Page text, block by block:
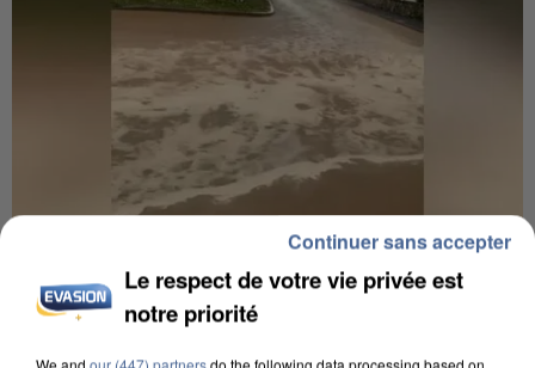
UNE TOURISTE DE L’OISE EMPORTÉE PAR UNE
COULÉE DE BOUE EN HAUTE-SAVOIE
Le respect de votre vie privée est
notre priorité
We and our (447) partnersdo the following data processing based on
Continuer sans accepter